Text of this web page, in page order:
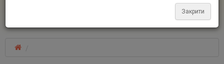
Закрити